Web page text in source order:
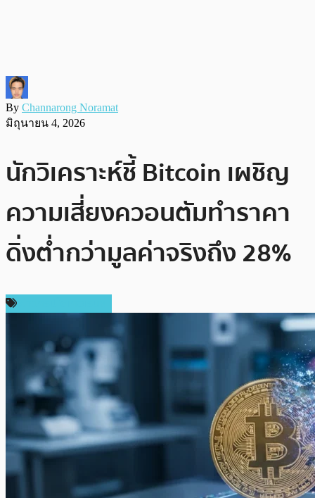
By Channarong Noramat
มิถุนายน 4, 2026
นักวิเคราะห์ชี้ Bitcoin เผชิญ
ความเสี่ยงควอนตัมทำราคา
ดิ่งต่ำกว่ามูลค่าจริงถึง 28%